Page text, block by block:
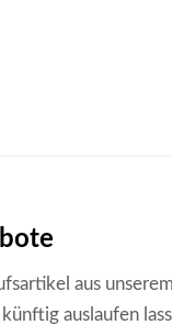
aus
auslaufen